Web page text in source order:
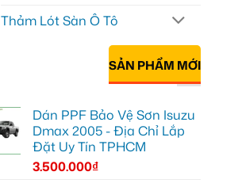
Thảm Lót Sàn Ô Tô
SẢN PHẨM MỚI
Dán PPF Bảo Vệ Sơn Isuzu
Dmax 2005 - Địa Chỉ Lắp
Đặt Uy Tín TPHCM
3.500.000₫